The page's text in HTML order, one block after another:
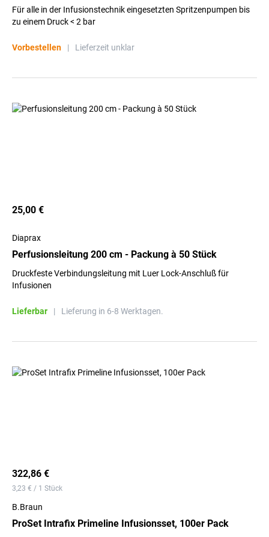
Für alle in der Infusionstechnik eingesetzten Spritzenpumpen bis
zu einem Druck < 2 bar
Vorbestellen | Lieferzeit unklar
25,00 €
Diaprax
Perfusionsleitung 200 cm - Packung à 50 Stück
Druckfeste Verbindungsleitung mit Luer Lock-Anschluß für
Infusionen
Lieferbar | Lieferung in 6-8 Werktagen.
322,86 €
3,23 € / 1 Stück
B.Braun
ProSet Intrafix Primeline Infusionsset, 100er Pack